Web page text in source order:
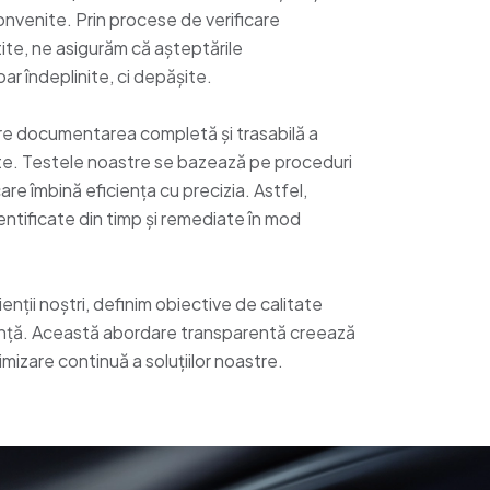
Prin procese de verificare
ne asigurăm că așteptările
îndeplinite, ci depășite.
documentarea completă și trasabilă a
Testele noastre se bazează pe proceduri
îmbină eficiența cu precizia. Astfel,
din timp și remediate în mod
noștri, definim obiective de calitate
Această abordare transparentă creează
continuă a soluțiilor noastre.